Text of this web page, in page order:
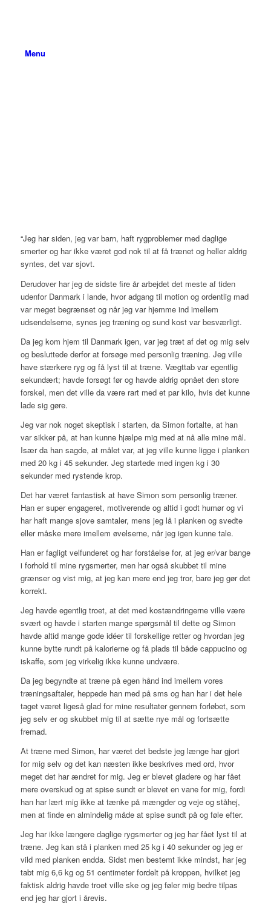
Menu
“Jeg har siden, jeg var barn, haft rygproblemer med daglige
smerter og har ikke været god nok til at få trænet og heller aldrig
syntes, det var sjovt.
Derudover har jeg de sidste fire år arbejdet det meste af tiden
udenfor Danmark i lande, hvor adgang til motion og ordentlig mad
var meget begrænset og når jeg var hjemme ind imellem
udsendelserne, synes jeg træning og sund kost var besværligt.
Da jeg kom hjem til Danmark igen, var jeg træt af det og mig selv
og besluttede derfor at forsøge med personlig træning. Jeg ville
have stærkere ryg og få lyst til at træne. Vægttab var egentlig
sekundært; havde forsøgt før og havde aldrig opnået den store
forskel, men det ville da være rart med et par kilo, hvis det kunne
lade sig gøre.
Jeg var nok noget skeptisk i starten, da Simon fortalte, at han
var sikker på, at han kunne hjælpe mig med at nå alle mine mål.
Især da han sagde, at målet var, at jeg ville kunne ligge i planken
med 20 kg i 45 sekunder. Jeg startede med ingen kg i 30
sekunder med rystende krop.
Det har været fantastisk at have Simon som personlig træner.
Han er super engageret, motiverende og altid i godt humør og vi
har haft mange sjove samtaler, mens jeg lå i planken og svedte
eller måske mere imellem øvelserne, når jeg igen kunne tale.
Han er fagligt velfunderet og har forståelse for, at jeg er/var bange
i forhold til mine rygsmerter, men har også skubbet til mine
grænser og vist mig, at jeg kan mere end jeg tror, bare jeg gør det
korrekt.
Jeg havde egentlig troet, at det med kostændringerne ville være
svært og havde i starten mange spørgsmål til dette og Simon
havde altid mange gode idéer til forskellige retter og hvordan jeg
kunne bytte rundt på kalorierne og få plads til både cappucino og
iskaffe, som jeg virkelig ikke kunne undvære.
Da jeg begyndte at træne på egen hånd ind imellem vores
træningsaftaler, heppede han med på sms og han har i det hele
taget været ligeså glad for mine resultater gennem forløbet, som
jeg selv er og skubbet mig til at sætte nye mål og fortsætte
fremad.
At træne med Simon, har været det bedste jeg længe har gjort
for mig selv og det kan næsten ikke beskrives med ord, hvor
meget det har ændret for mig. Jeg er blevet gladere og har fået
mere overskud og at spise sundt er blevet en vane for mig, fordi
han har lært mig ikke at tænke på mængder og veje og ståhej,
men at finde en almindelig måde at spise sundt på og føle efter.
Jeg har ikke længere daglige rygsmerter og jeg har fået lyst til at
træne. Jeg kan stå i planken med 25 kg i 40 sekunder og jeg er
vild med planken endda. Sidst men bestemt ikke mindst, har jeg
tabt mig 6,6 kg og 51 centimeter fordelt på kroppen, hvilket jeg
faktisk aldrig havde troet ville ske og jeg føler mig bedre tilpas
end jeg har gjort i årevis.